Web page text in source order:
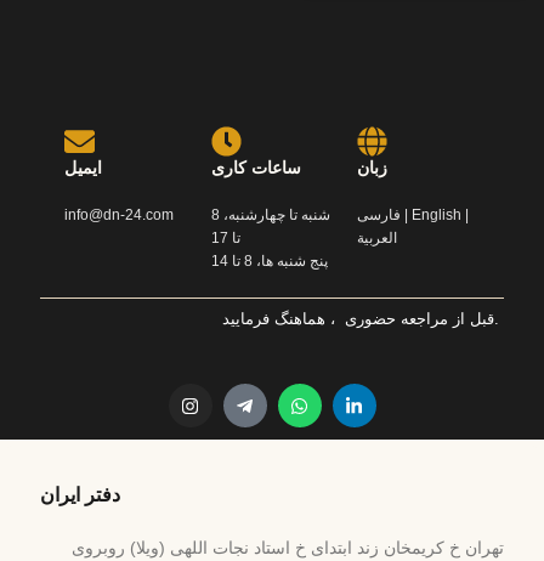
ایمیل
info@dn-24.com
ساعات کاری
شنبه تا چهارشنبه، 8
تا 17
پنج شنبه ها، 8 تا 14
زبان
فارسی | English |
العربية
قبل از مراجعه حضوری ، هماهنگ فرمایید.
دفتر ایران
تهران خ کریمخان زند ابتدای خ استاد نجات اللهی (ویلا) روبروی